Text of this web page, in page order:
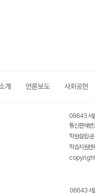
개 언론보도 사회공헌
06643 서
통신판매
학원설립·
학습지원
06643 서